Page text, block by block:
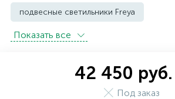
подвесные светильники Freya
подвесные светильники Imperium Loft
подвесные светильники Lightstar
Показать всe
42 450 руб.
Под заказ